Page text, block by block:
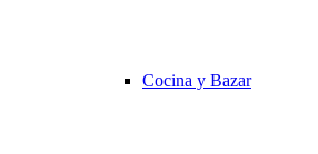
Cocina y Bazar